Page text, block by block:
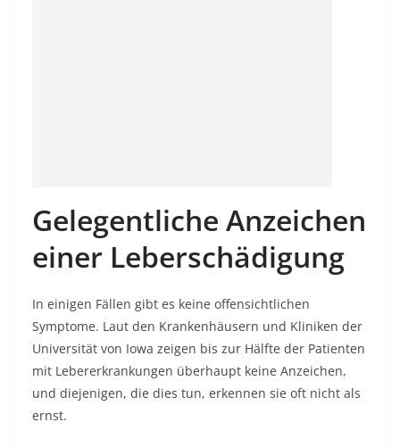
Gelegentliche Anzeichen
einer Leberschädigung
In einigen Fällen gibt es keine offensichtlichen
Symptome. Laut den Krankenhäusern und Kliniken der
Universität von Iowa zeigen bis zur Hälfte der Patienten
mit Lebererkrankungen überhaupt keine Anzeichen,
und diejenigen, die dies tun, erkennen sie oft nicht als
ernst.